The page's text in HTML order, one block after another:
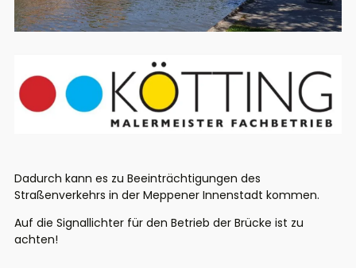
Dadurch kann es zu Beeinträchtigungen des
Straßenverkehrs in der Meppener Innenstadt kommen.
Auf die Signallichter für den Betrieb der Brücke ist zu
achten!